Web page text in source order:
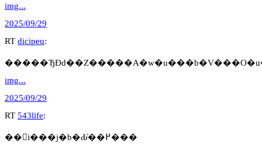
img...
2025/09/29
RT dicipeu:
img...
2025/09/29
RT 543life:
��񂲁i���j�b�Ԃ̓��߂���